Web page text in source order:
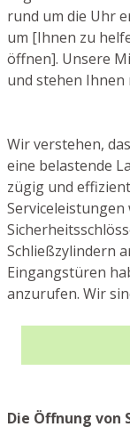
rund um die Uhr
um [Ihnen zu
öffnen]. Unsere
und stehen Ihnen
Wir verstehen,
eine belastende
zügig und
Serviceleistungen
Schließzylindern
Eingangstüren
anzurufen. Wir
Die Öffnung von